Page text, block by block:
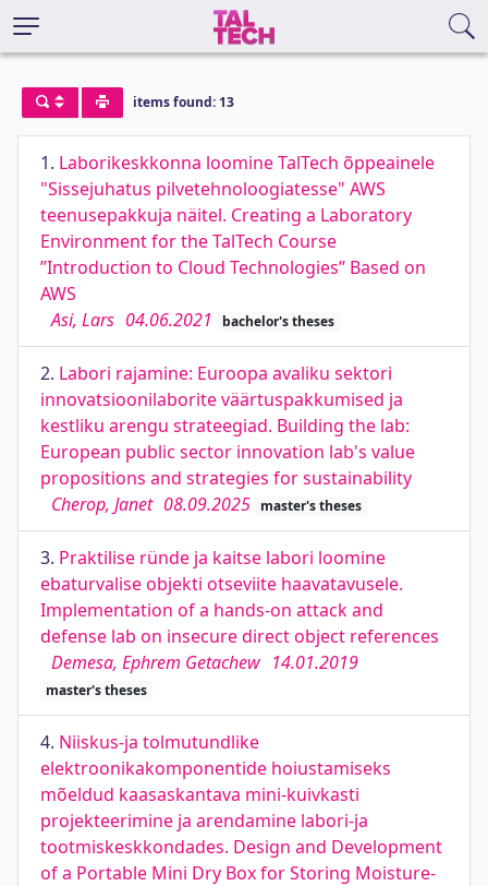
items found: 13
1. Laborikeskkonna loomine TalTech õppeainele
"Sissejuhatus pilvetehnoloogiatesse" AWS
teenusepakkuja näitel. Creating a Laboratory
Environment for the TalTech Course
’’Introduction to Cloud Technologies’’ Based on
AWS
Asi, Lars 04.06.2021 bachelor's theses
2. Labori rajamine: Euroopa avaliku sektori
innovatsioonilaborite väärtuspakkumised ja
kestliku arengu strateegiad. Building the lab:
European public sector innovation lab's value
propositions and strategies for sustainability
Cherop, Janet 08.09.2025 master's theses
3. Praktilise ründe ja kaitse labori loomine
ebaturvalise objekti otseviite haavatavusele.
Implementation of a hands-on attack and
defense lab on insecure direct object references
Demesa, Ephrem Getachew 14.01.2019
master's theses
4. Niiskus-ja tolmutundlike
elektroonikakomponentide hoiustamiseks
mõeldud kaasaskantava mini-kuivkasti
projekteerimine ja arendamine labori-ja
tootmiskeskkondades. Design and Development
of a Portable Mini Dry Box for Storing Moisture-